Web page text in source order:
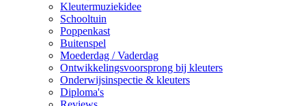
Kleutermuziekidee
Schooltuin
Poppenkast
Buitenspel
Moederdag / Vaderdag
Ontwikkelingsvoorsprong bij kleuters
Onderwijsinspectie & kleuters
Diploma's